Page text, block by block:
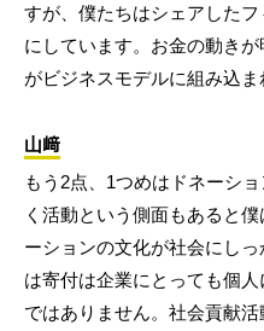
すが、僕たちはシェアした
にしています。お金の動き
がビジネスモデルに組み込ま
山﨑
もう2点、1つめはドネーシ
く活動という側面もあると
ーションの文化が社会にし
は寄付は企業にとっても個
ではありません。社会貢献